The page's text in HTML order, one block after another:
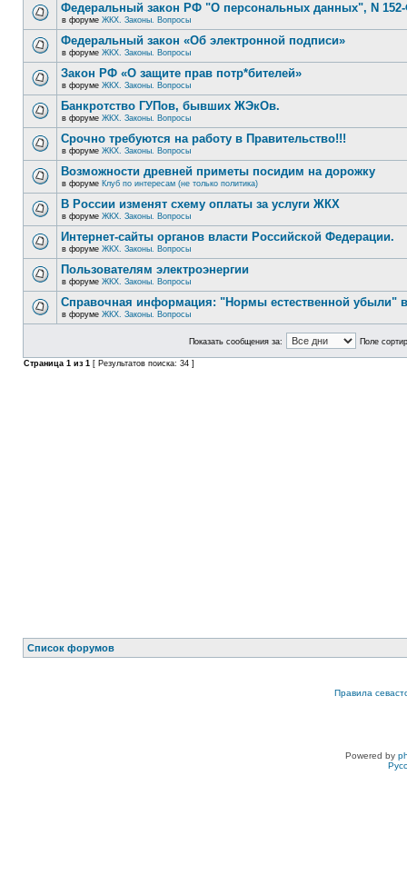
Федеральный закон РФ "О персональных данных", N
в форуме ЖКХ. Законы. Вопросы
Федеральный закон «Об электронной подписи»
в форуме ЖКХ. Законы. Вопросы
Закон РФ «О защите прав потр*бителей»
в форуме ЖКХ. Законы. Вопросы
Банкротство ГУПов, бывших ЖЭкОв.
в форуме ЖКХ. Законы. Вопросы
Срочно требуются на работу в Правительство!!!
в форуме ЖКХ. Законы. Вопросы
Возможности древней приметы посидим на дорожку
в форуме Клуб по интересам (не только политика)
В России изменят схему оплаты за услуги ЖКХ
в форуме ЖКХ. Законы. Вопросы
Интернет-сайты органов власти Российской Федерации.
в форуме ЖКХ. Законы. Вопросы
Пользователям электроэнергии
в форуме ЖКХ. Законы. Вопросы
Справочная информация: "Нормы естественной убыли"
в форуме ЖКХ. Законы. Вопросы
Показать сообщения за: Поле
Страница 1 из 1 [ Результатов поиска: 34 ]
Список форумов
Правила
Powered by